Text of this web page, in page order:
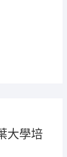
大學培